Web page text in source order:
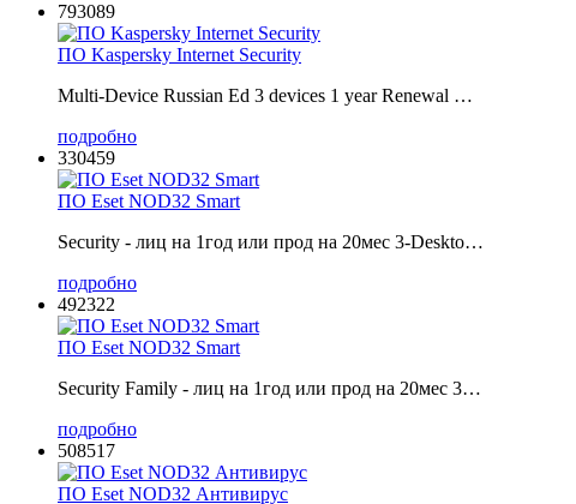
793089
ПО Kaspersky Internet Security
Multi-Device Russian Ed 3 devices 1 year Renewal …
подробно
330459
ПО Eset NOD32 Smart
Security - лиц на 1год или прод на 20мес 3-Deskto…
подробно
492322
ПО Eset NOD32 Smart
Security Family - лиц на 1год или прод на 20мес 3…
подробно
508517
ПО Eset NOD32 Антивирус